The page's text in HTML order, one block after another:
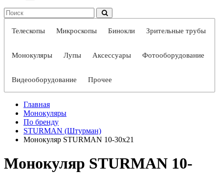
Телескопы Микроскопы Бинокли Зрительные трубы
Монокуляры Лупы Аксессуары Фотооборудование
Видеооборудование Прочее
Главная
Монокуляры
По бренду
STURMAN (Штурман)
Монокуляр STURMAN 10-30x21
Монокуляр STURMAN 10-